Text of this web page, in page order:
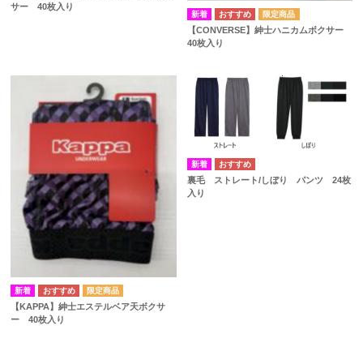
サー 40枚入り
【CONVERSE】紳士ハニカムボクサー
40枚入り
【KAPPA】紳士エステルベア天ボクサ
ー 40枚入り
裏毛 ストレート/しぼり パンツ 24枚
入り